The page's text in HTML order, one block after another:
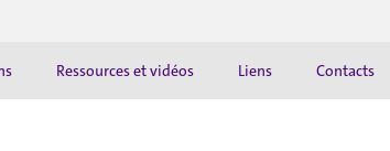
Ressources et vidéos Liens Contacts